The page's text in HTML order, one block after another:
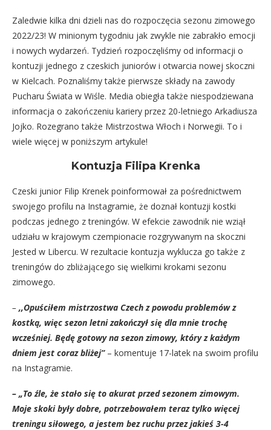
Zaledwie kilka dni dzieli nas do rozpoczęcia sezonu zimowego
2022/23! W minionym tygodniu jak zwykle nie zabrakło emocji
i nowych wydarzeń. Tydzień rozpoczęliśmy od informacji o
kontuzji jednego z czeskich juniorów i otwarcia nowej skoczni
w Kielcach. Poznaliśmy także pierwsze składy na zawody
Pucharu Świata w Wiśle. Media obiegła także niespodziewana
informacja o zakończeniu kariery przez 20-letniego Arkadiusza
Jojko. Rozegrano także Mistrzostwa Włoch i Norwegii. To i
wiele więcej w poniższym artykule!
Kontuzja Filipa Krenka
Czeski junior Filip Krenek poinformował za pośrednictwem
swojego profilu na Instagramie, że doznał kontuzji kostki
podczas jednego z treningów. W efekcie zawodnik nie wziął
udziału w krajowym czempionacie rozgrywanym na skoczni
Jested w Libercu. W rezultacie kontuzja wyklucza go także z
treningów do zbliżającego się wielkimi krokami sezonu
zimowego.
– ,,Opuściłem mistrzostwa Czech z powodu problemów z
kostką, więc sezon letni zakończył się dla mnie trochę
wcześniej. Będę gotowy na sezon zimowy, który z każdym
dniem jest coraz bliżej”– komentuje 17-latek na swoim profilu
na Instagramie.
– „To źle, że stało się to akurat przed sezonem zimowym.
Moje skoki były dobre, potrzebowałem teraz tylko więcej
treningu siłowego, a jestem bez ruchu przez jakieś 3-4